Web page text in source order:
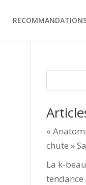
«
chute »
La k-
tendance